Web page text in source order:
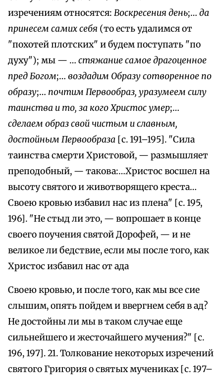
изречениям относятся: Воскресения день;… да
принесем самих себя (то есть удалимся от
"похотей плотских" и будем поступать "по
духу"); мы — … стяжание самое драгоценное
пред Богом;… воздадим Образу сотворенное по
образу;… почтим Первообраз, уразумеем силу
таинства и то, за кого Христос умер;…
сделаем образ свой чистым и славным,
достойным Первообраза [с. 191–195]. "Сила
таинства смерти Христовой, — размышляет
преподобный, — такова:…Христос восшел на
высоту святого и животворящего креста…
Своею кровью избавил нас из плена" [с. 195,
196]. "Не стыд ли это, — вопрошает в конце
своего поучения святой Дорофей, — и не
великое ли бедствие, если мы после того, как
Христос избавил нас от ада
Своею кровью, и после того, как мы все сие
слышим, опять пойдем и ввергнем себя в ад?
Не достойны ли мы в таком случае еще
сильнейшего и жесточайшего мучения?" [с.
196, 197]. 21. Толкование некоторых изречений
святого Григория о святых мучениках [с. 197–